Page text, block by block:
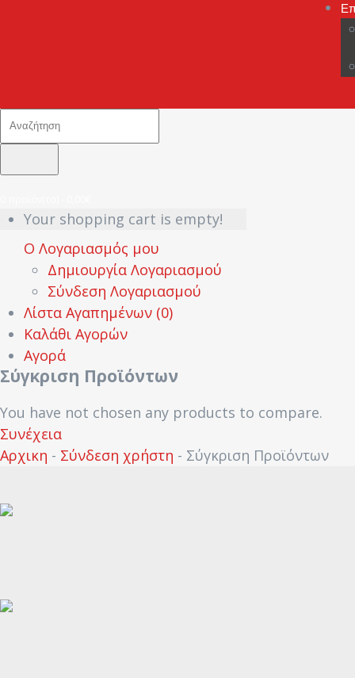
Your shopping cart is empty!
Ο Λογαριασμός μου
Δημιουργία Λογαριασμού
Σύνδεση Λογαριασμού
Λίστα Αγαπημένων (0)
Καλάθι Αγορών
Αγορά
Σύγκριση Προϊόντων
You have not chosen any products to compare.
Συνέχεια
Αρχικη - Σύνδεση χρήστη - Σύγκριση Προϊόντων